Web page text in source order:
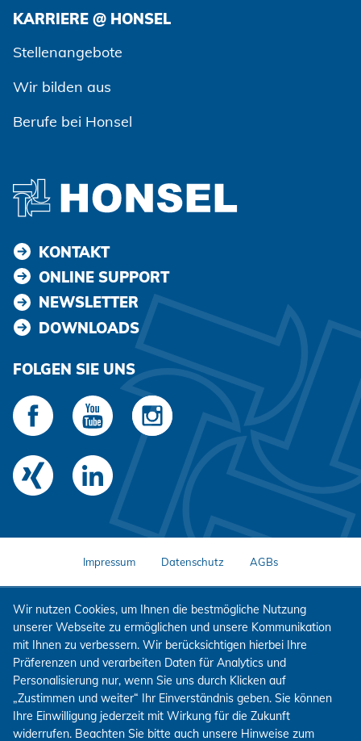
KARRIERE @ HONSEL
Stellenangebote
Wir bilden aus
Berufe bei Honsel
KONTAKT
ONLINE SUPPORT
NEWSLETTER
DOWNLOADS
FOLGEN SIE UNS
Impressum Datenschutz AGBs
Wir nutzen Cookies, um Ihnen die bestmögliche Nutzung
unserer Webseite zu ermöglichen und unsere Kommunikation
mit Ihnen zu verbessern. Wir berücksichtigen hierbei Ihre
Präferenzen und verarbeiten Daten für Analytics und
Personalisierung nur, wenn Sie uns durch Klicken auf
„Zustimmen und weiter“ Ihr Einverständnis geben. Sie können
Ihre Einwilligung jederzeit mit Wirkung für die Zukunft
widerrufen. Beachten Sie bitte auch unsere Hinweise zum